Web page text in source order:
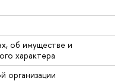
об имуществе и
характера
организации